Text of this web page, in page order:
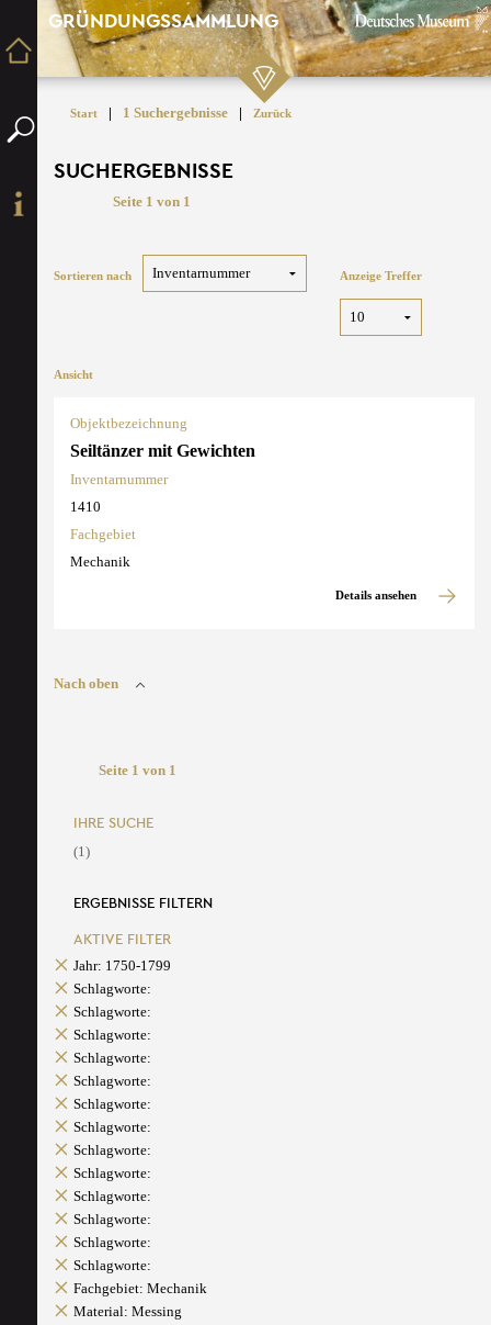
GRÜNDUNGSSAMMLUNG
Start | 1 Suchergebnisse | Zurück
SUCHERGEBNISSE
Seite 1 von 1
Sortieren nach Anzeige Treffer
Ansicht
Objektbezeichnung
Seiltänzer mit Gewichten
Inventarnummer
1410
Fachgebiet
Mechanik
Details ansehen
Nach oben
Seite 1 von 1
IHRE SUCHE
(1)
ERGEBNISSE FILTERN
AKTIVE FILTER
Jahr: 1750-1799
Schlagworte:
Schlagworte:
Schlagworte:
Schlagworte:
Schlagworte:
Schlagworte:
Schlagworte:
Schlagworte:
Schlagworte:
Schlagworte:
Schlagworte:
Schlagworte:
Schlagworte:
Fachgebiet: Mechanik
Material: Messing